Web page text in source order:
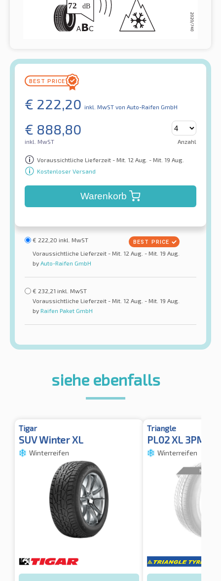
€ 222,20 inkl. MwST von Auto-Raifen GmbH
€ 888,80
inkl. MwST Anzahl
Voraussichtliche Lieferzeit - Mit. 12 Aug. - Mit. 19 Aug.
Kostenloser Versand
Warenkorb
€ 222,20 inkl. MwST
Voraussichtliche Lieferzeit - Mit. 12 Aug. - Mit. 19 Aug.
by Auto-Raifen GmbH
€ 232,21 inkl. MwST
Voraussichtliche Lieferzeit - Mit. 12 Aug. - Mit. 19 Aug.
by Raifen Paket GmbH
siehe ebenfalls
Tigar
SUV Winter XL
Winterreifen
Triangle
PL02 XL 3PMSF
Winterreifen